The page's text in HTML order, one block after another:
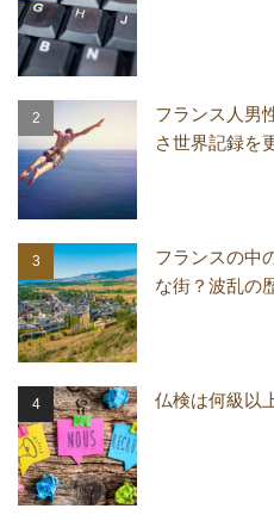
フランス人男
さ世界記録を
フランスの中
な街？波乱の
仏検は何級以